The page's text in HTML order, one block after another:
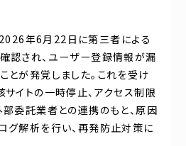
2026年6月22日に第三者による
認され、ユーザー登録情報が漏
とが発覚しました。これを受け
イトの一時停止、アクセス制限
部委託業者との連携のもと、原因
グ解析を行い、再発防止対策に